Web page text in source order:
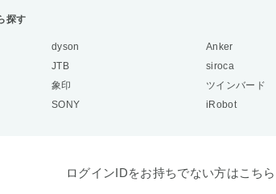
探す
dyson Anker
JTB siroca
象印 ツインバード
SONY iRobot
ログインIDをお持ちでない方はこちら